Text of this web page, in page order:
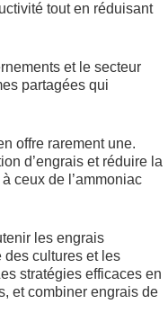
tout en réduisant
et le secteur
partagées qui
offre rarement une.
d’engrais et réduire la
ceux de l’ammoniac
les engrais
des cultures et les
stratégies efficaces en
et combiner engrais de